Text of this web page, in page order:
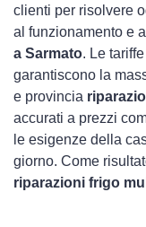
clienti per risolvere
al funzionamento e
a Sarmato. Le
garantiscono la
e provincia
accurati a prezzi
le esigenze della
giorno. Come
riparazioni frigo